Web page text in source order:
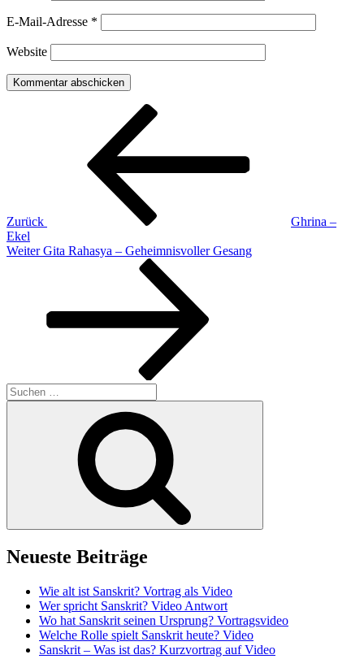
E-Mail-Adresse *
Website
Beitragsnavigation
Zurück
Ghrina –
Ekel
Nächster
Weiter Gita Rahasya – Geheimnisvoller Gesang
Suchen
nach:
Neueste Beiträge
Wie alt ist Sanskrit? Vortrag als Video
Wer spricht Sanskrit? Video Antwort
Wo hat Sanskrit seinen Ursprung? Vortragsvideo
Welche Rolle spielt Sanskrit heute? Video
Sanskrit – Was ist das? Kurzvortrag auf Video